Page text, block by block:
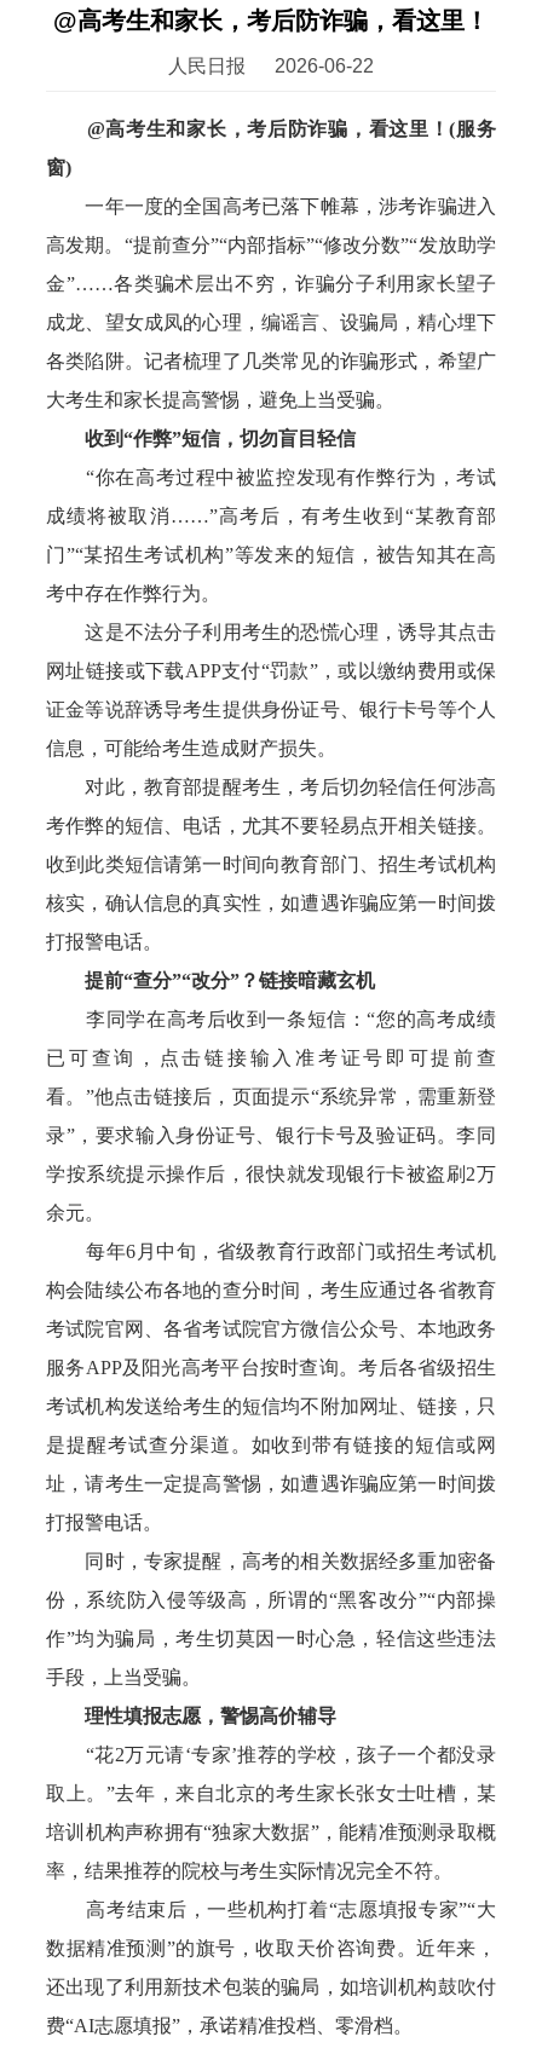
@高考生和家长，考后防诈骗，看这里！
人民日报 2026-06-22
@高考生和家长，考后防诈骗，看这里！(服务
窗)
一年一度的全国高考已落下帷幕，涉考诈骗进入
高发期。“提前查分”“内部指标”“修改分数”“发放助学
金”……各类骗术层出不穷，诈骗分子利用家长望子
成龙、望女成凤的心理，编谣言、设骗局，精心埋下
各类陷阱。记者梳理了几类常见的诈骗形式，希望广
大考生和家长提高警惕，避免上当受骗。
收到“作弊”短信，切勿盲目轻信
“你在高考过程中被监控发现有作弊行为，考试
成绩将被取消……”高考后，有考生收到“某教育部
门”“某招生考试机构”等发来的短信，被告知其在高
考中存在作弊行为。
这是不法分子利用考生的恐慌心理，诱导其点击
网址链接或下载APP支付“罚款”，或以缴纳费用或保
证金等说辞诱导考生提供身份证号、银行卡号等个人
信息，可能给考生造成财产损失。
对此，教育部提醒考生，考后切勿轻信任何涉高
考作弊的短信、电话，尤其不要轻易点开相关链接。
收到此类短信请第一时间向教育部门、招生考试机构
核实，确认信息的真实性，如遭遇诈骗应第一时间拨
打报警电话。
提前“查分”“改分”？链接暗藏玄机
李同学在高考后收到一条短信：“您的高考成绩
已可查询，点击链接输入准考证号即可提前查
看。”他点击链接后，页面提示“系统异常，需重新登
录”，要求输入身份证号、银行卡号及验证码。李同
学按系统提示操作后，很快就发现银行卡被盗刷2万
余元。
每年6月中旬，省级教育行政部门或招生考试机
构会陆续公布各地的查分时间，考生应通过各省教育
考试院官网、各省考试院官方微信公众号、本地政务
服务APP及阳光高考平台按时查询。考后各省级招生
考试机构发送给考生的短信均不附加网址、链接，只
是提醒考试查分渠道。如收到带有链接的短信或网
址，请考生一定提高警惕，如遭遇诈骗应第一时间拨
打报警电话。
同时，专家提醒，高考的相关数据经多重加密备
份，系统防入侵等级高，所谓的“黑客改分”“内部操
作”均为骗局，考生切莫因一时心急，轻信这些违法
手段，上当受骗。
理性填报志愿，警惕高价辅导
“花2万元请‘专家’推荐的学校，孩子一个都没录
取上。”去年，来自北京的考生家长张女士吐槽，某
培训机构声称拥有“独家大数据”，能精准预测录取概
率，结果推荐的院校与考生实际情况完全不符。
高考结束后，一些机构打着“志愿填报专家”“大
数据精准预测”的旗号，收取天价咨询费。近年来，
还出现了利用新技术包装的骗局，如培训机构鼓吹付
费“AI志愿填报”，承诺精准投档、零滑档。